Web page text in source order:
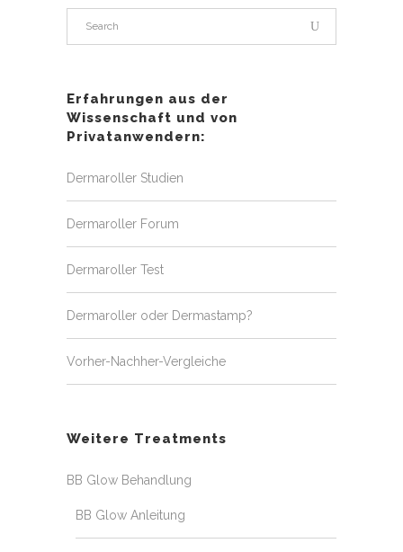
Erfahrungen aus der
Wissenschaft und von
Privatanwendern:
Dermaroller Studien
Dermaroller Forum
Dermaroller Test
Dermaroller oder Dermastamp?
Vorher-Nachher-Vergleiche
Weitere Treatments
BB Glow Behandlung
BB Glow Anleitung